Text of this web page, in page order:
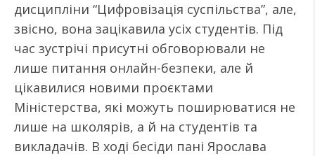
дисципліни “Цифровізація суспільства”, але,
звісно, вона зацікавила усіх студентів. Під
час зустрічі присутні обговорювали не
лише питання онлайн-безпеки, але й
цікавилися новими проєктами
Міністерства, які можуть поширюватися не
лише на школярів, а й на студентів та
викладачів. В ході бесіди пані Ярослава